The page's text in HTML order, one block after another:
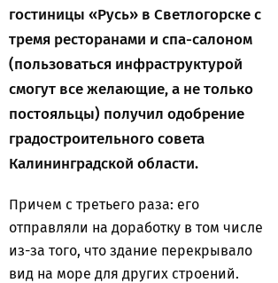
гостиницы «Русь» в Светлогорске с
тремя ресторанами и спа-салоном
(пользоваться инфраструктурой
смогут все желающие, а не только
постояльцы) получил одобрение
градостроительного совета
Калининградской области.
Причем с третьего раза: его
отправляли на доработку в том числе
из-за того, что здание перекрывало
вид на море для других строений.